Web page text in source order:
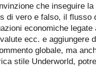
che inseguire
di vero e falso, il flusso
economiche
ecc. e aggiungere
globale, ma
stile Underworld,